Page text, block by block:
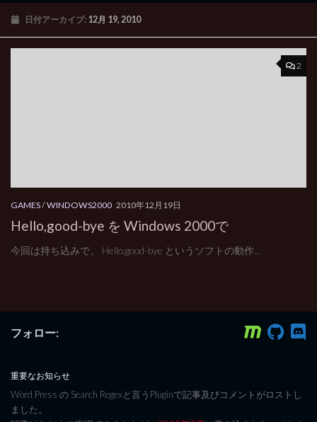
日付アーカイブ: 12月 19, 2010
2
GAMES/WINDOWS2000 2010年12月19日
Hello,good-bye を Windows 2000で
今回は持ち込みで、 Hello,good-bye というソフトの動作...
フォロー:
重要なお知らせ
Word Press の Search Regexと言うPluginで記事及びコメントがロストし
ました。